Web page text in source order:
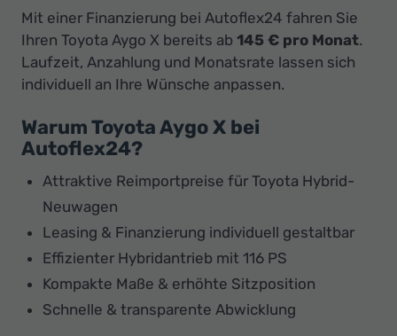
Mit einer Finanzierung bei Autoflex24 fahren Sie
Ihren Toyota Aygo X bereits ab 145 € pro Monat.
Laufzeit, Anzahlung und Monatsrate lassen sich
individuell an Ihre Wünsche anpassen.
Warum Toyota Aygo X bei
Autoflex24?
Attraktive Reimportpreise für Toyota Hybrid-
Neuwagen
Leasing & Finanzierung individuell gestaltbar
Effizienter Hybridantrieb mit 116 PS
Kompakte Maße & erhöhte Sitzposition
Schnelle & transparente Abwicklung